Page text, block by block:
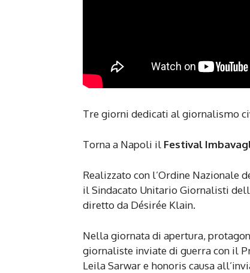
Tre giorni dedicati al giornalismo
Torna a Napoli il Festival
Realizzato con l’Ordine Nazionale
il Sindacato Unitario Giornalisti
diretto da Désirée Klain.
Nella giornata di apertura,
giornaliste inviate di guerra con il
Leila Sarwar e honoris causa